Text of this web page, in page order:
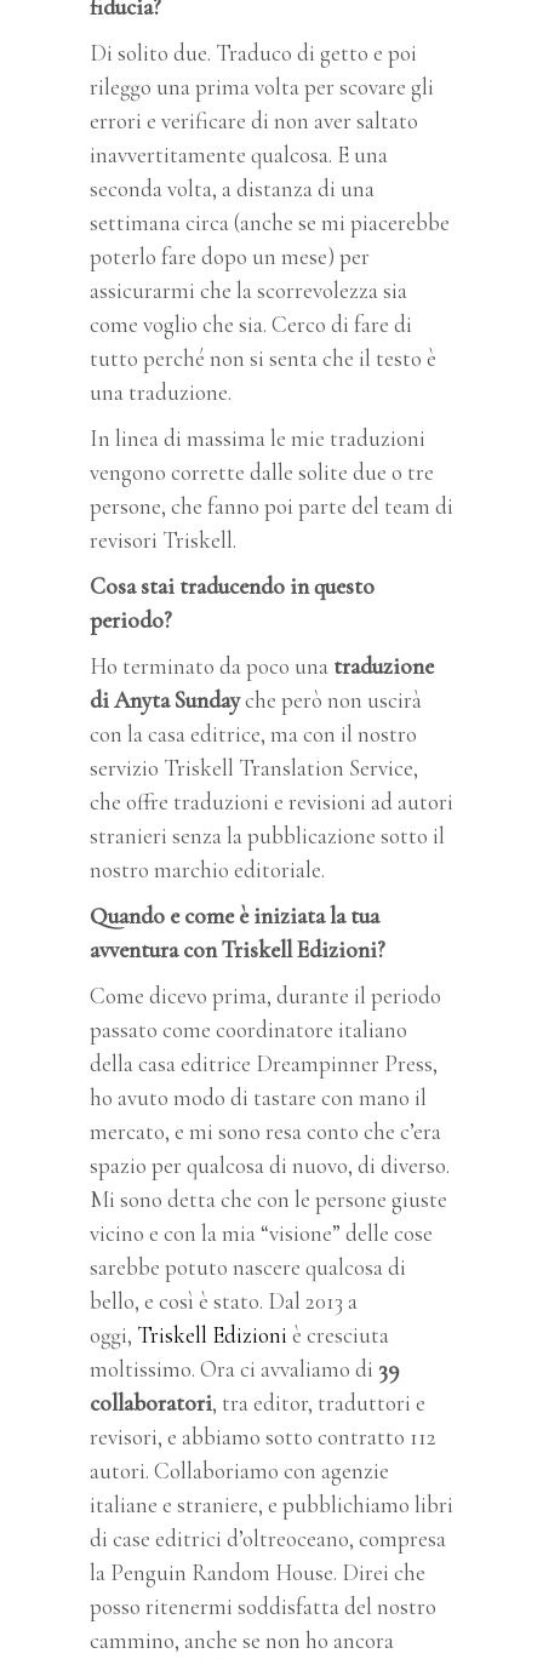
fiducia?
Di solito due. Traduco di getto e poi
rileggo una prima volta per scovare gli
errori e verificare di non aver saltato
inavvertitamente qualcosa. E una
seconda volta, a distanza di una
settimana circa (anche se mi piacerebbe
poterlo fare dopo un mese) per
assicurarmi che la scorrevolezza sia
come voglio che sia. Cerco di fare di
tutto perché non si senta che il testo è
una traduzione.
In linea di massima le mie traduzioni
vengono corrette dalle solite due o tre
persone, che fanno poi parte del team di
revisori Triskell.
Cosa stai traducendo in questo
periodo?
Ho terminato da poco una traduzione
di Anyta Sundayche però non uscirà
con la casa editrice, ma con il nostro
servizio Triskell Translation Service,
che offre traduzioni e revisioni ad autori
stranieri senza la pubblicazione sotto il
nostro marchio editoriale.
Quando e come è iniziata la tua
avventura con Triskell Edizioni?
Come dicevo prima, durante il periodo
passato come coordinatore italiano
della casa editrice Dreampinner Press,
ho avuto modo di tastare con mano il
mercato, e mi sono resa conto che c’era
spazio per qualcosa di nuovo, di diverso.
Mi sono detta che con le persone giuste
vicino e con la mia “visione” delle cose
sarebbe potuto nascere qualcosa di
bello, e così è stato. Dal 2013 a
oggi, Triskell Edizioni è cresciuta
moltissimo. Ora ci avvaliamo di 39
collaboratori, tra editor, traduttori e
revisori, e abbiamo sotto contratto 112
autori. Collaboriamo con agenzie
italiane e straniere, e pubblichiamo libri
di case editrici d’oltreoceano, compresa
la Penguin Random House. Direi che
posso ritenermi soddisfatta del nostro
cammino, anche se non ho ancora